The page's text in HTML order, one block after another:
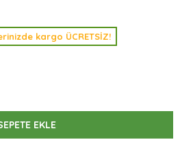
kargo ÜCRETSİZ!